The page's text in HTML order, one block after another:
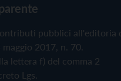
pubblici all'editoria
2017, n. 70.
lettera f) del comma 2
Lgs.